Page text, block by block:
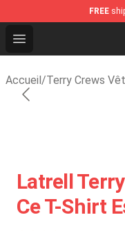
FREE
Open menu
Accueil/Terry Crews
Latrell
Ce T-Shirt